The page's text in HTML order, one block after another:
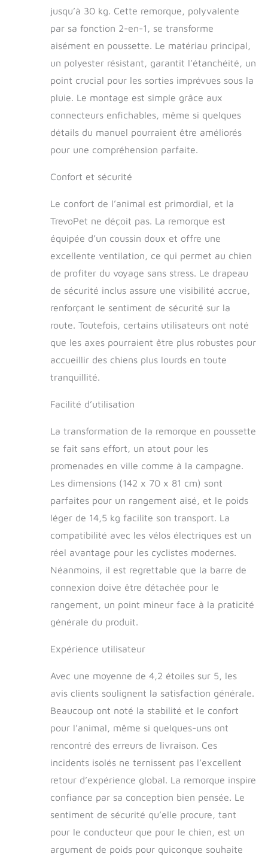
stabilité. Parfait
pour les
promenades et les
aventures. Sécurité
maximisées :
Réflecteurs,
drapeau de
signalisation et
attaches harnais
intégrés pour une
protection totale.
Votre chien reste
Panneaux en mesh
pour une aération
optimale et coussin
moelleux inclus pour
un trajet agréable,
même par temps
prêt à l’aventure :
Se plie en quelques
secondes pour un
compact. Léger et
compatible avec la
jusqu’à 30 kg. Cette remorque, polyvalente
par sa fonction 2-en-1, se transforme
aisément en poussette. Le matériau principal,
un polyester résistant, garantit l’étanchéité, un
point crucial pour les sorties imprévues sous la
pluie. Le montage est simple grâce aux
connecteurs enfichables, même si quelques
détails du manuel pourraient être améliorés
pour une compréhension parfaite.
Confort et sécurité
Le confort de l’animal est primordial, et la
TrevoPet ne déçoit pas. La remorque est
équipée d’un coussin doux et offre une
excellente ventilation, ce qui permet au chien
de profiter du voyage sans stress. Le drapeau
de sécurité inclus assure une visibilité accrue,
renforçant le sentiment de sécurité sur la
route. Toutefois, certains utilisateurs ont noté
que les axes pourraient être plus robustes pour
accueillir des chiens plus lourds en toute
tranquillité.
Facilité d’utilisation
La transformation de la remorque en poussette
se fait sans effort, un atout pour les
promenades en ville comme à la campagne.
Les dimensions (142 x 70 x 81 cm) sont
parfaites pour un rangement aisé, et le poids
léger de 14,5 kg facilite son transport. La
compatibilité avec les vélos électriques est un
réel avantage pour les cyclistes modernes.
Néanmoins, il est regrettable que la barre de
connexion doive être détachée pour le
rangement, un point mineur face à la praticité
générale du produit.
Expérience utilisateur
Avec une moyenne de 4,2 étoiles sur 5, les
avis clients soulignent la satisfaction générale.
Beaucoup ont noté la stabilité et le confort
pour l’animal, même si quelques-uns ont
rencontré des erreurs de livraison. Ces
incidents isolés ne ternissent pas l’excellent
retour d’expérience global. La remorque inspire
confiance par sa conception bien pensée. Le
sentiment de sécurité qu’elle procure, tant
pour le conducteur que pour le chien, est un
argument de poids pour quiconque souhaite